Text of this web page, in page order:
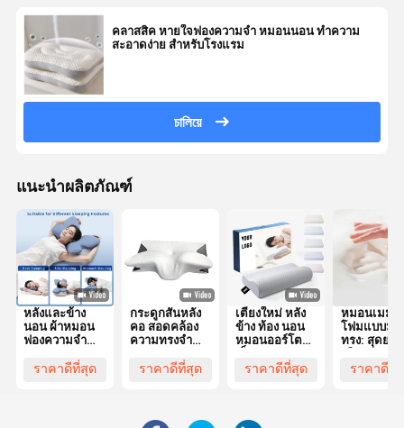
คลาสสิค หายใจฟองความจํา หมอนนอน ทําความ
สะอาดง่าย สําหรับโรงแรม
চালিয়ে
แนะนำผลิตภัณฑ์
หลังและข้าง
นอน ผ้าหมอน
ฟองความจํา
พร้อมผ้าคลุม
พอลิเอสเตอร์
ราคาดีที่สุด
กระดูกสันหลัง
คอ สอดคล้อง
ความทรงจํา
ขอบเขต
ergonomic รูป
ราคาดีที่สุด
เตียงใหม่ หลัง
ข้าง ท้อง นอน
หมอนออร์โต
คอนทัวร์เออร์
กอนอมิค ความ
ราคาดีที่สุด
หมอนเมมโ
โฟมแบบมีรู
ทรง: สุดยอ
จัดตำแหน่ง
ราคาดีที่